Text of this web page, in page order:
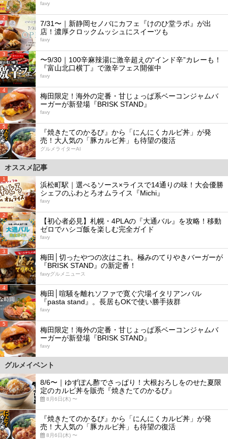
favy
2
7/31〜｜新静岡セノバにカフェ『けのひ堂ラボ』が出
店！濃厚クロックムッシュにスイーツも
favy
3
〜9/30｜100辛麻辣湯に激辛超えの“インド辛”カレーも！
『富山北口横丁』で激辛フェス開催中
favy
4
梅田限定！海外の定番・甘じょっぱ系ベーコンジャムバ
ーガーが新登場『BRISK STAND』
favy
5
『焼きたてのかるび』から「にんにくカルビ丼」が発
売！大人気の「豚カルビ丼」も待望の復活
グルメライターAI
オススメ記事
1
浜松町駅｜選べるソース×ライスで14通りの味！大会優勝
シェフのふわとろオムライス『Michi』
favy
2
【初心者必見】札幌・4PLAの『大通バル』を攻略！移動
ゼロでハシゴ飯を楽しむ完全ガイド
favy
3
梅田│切ったやつの次はこれ。極みのてりやきバーガーが
『BRISK STAND』の新定番！
favyグルメニュース
4
梅田│喧騒を離れソファで寛ぐ穴場イタリアンバル
『pasta stand』。長居もOKで使い勝手抜群
favy
5
梅田限定！海外の定番・甘じょっぱ系ベーコンジャムバ
ーガーが新登場『BRISK STAND』
favy
グルメイベント
8/6〜｜ゆずぽん酢でさっぱり！大根おろしをのせた夏限
定のカルビ丼を販売『焼きたてのかるび』
8月6日(木) 〜
『焼きたてのかるび』から「にんにくカルビ丼」が発
売！大人気の「豚カルビ丼」も待望の復活
8月6日(木) 〜